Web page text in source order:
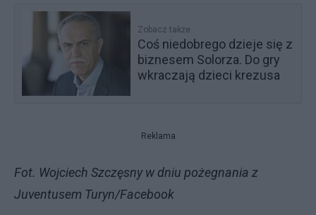
Zobacz także
Coś niedobrego dzieje się z
biznesem Solorza. Do gry
wkraczają dzieci krezusa
Reklama
Fot. Wojciech Szczęsny w dniu pożegnania z
Juventusem Turyn/Facebook